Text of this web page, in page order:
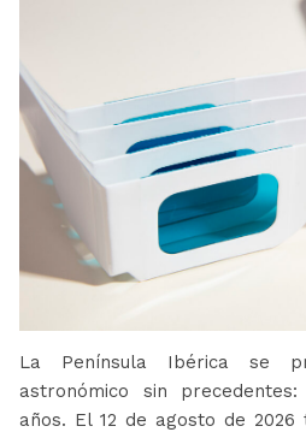
La Península Ibérica se
astronómico sin
años. El 12 de agosto de